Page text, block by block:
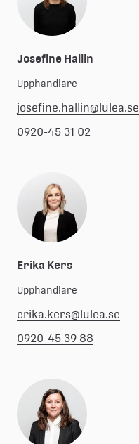
Josefine Hallin
Upphandlare
josefine.hallin@lulea.se
0920-45 31 02
Erika Kers
Upphandlare
erika.kers@lulea.se
0920-45 39 88